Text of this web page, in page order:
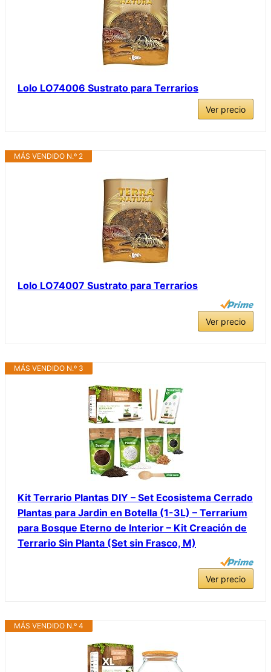
Lolo LO74006 Sustrato para Terrarios
Ver precio
MÁS VENDIDO N.º 2
Lolo LO74007 Sustrato para Terrarios
Ver precio
MÁS VENDIDO N.º 3
Kit Terrario Plantas DIY – Set Ecosistema Cerrado
Plantas para Jardin en Botella (1-3L) – Terrarium
para Bosque Eterno de Interior – Kit Creación de
Terrario Sin Planta (Set sin Frasco, M)
Ver precio
MÁS VENDIDO N.º 4